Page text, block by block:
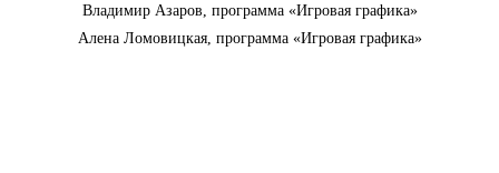
Владимир Азаров, программа «Игровая графика»
Алена Ломовицкая, программа «Игровая графика»